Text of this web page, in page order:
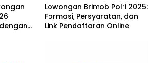
Lowongan Brimob Polri 2025:
Formasi, Persyaratan, dan
Link Pendaftaran Online